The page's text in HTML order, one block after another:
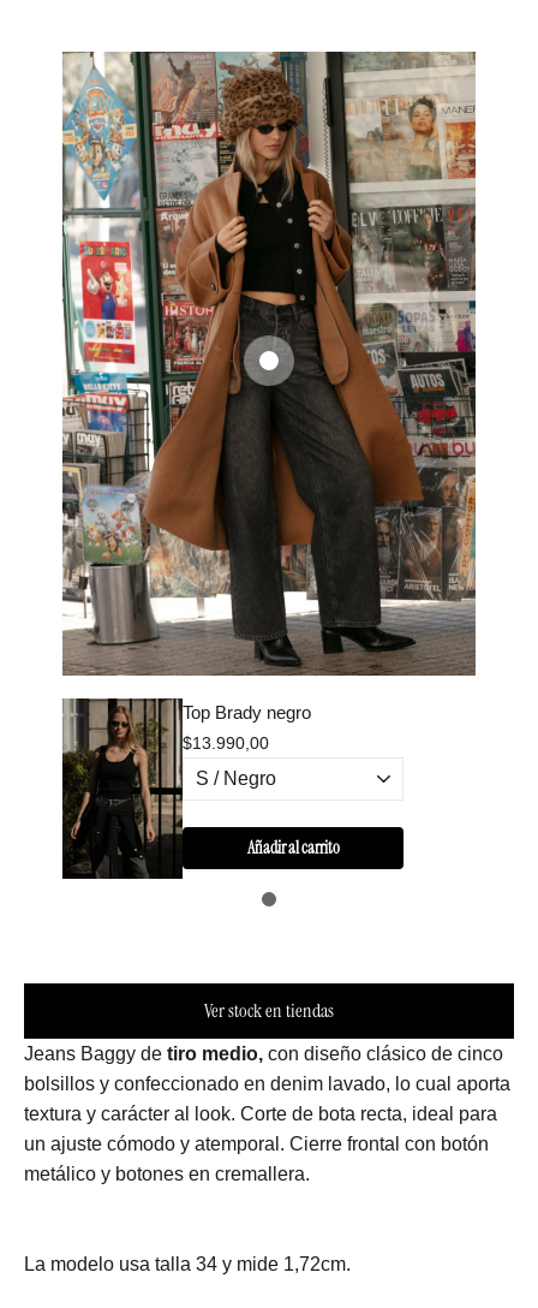
Top Brady negro
$13.990,00
Añadir al carrito
Ver stock en tiendas
Jeans Baggy de tiro medio, con diseño clásico de cinco
bolsillos y confeccionado en denim lavado, lo cual aporta
textura y carácter al look. Corte de bota recta, ideal para
un ajuste cómodo y atemporal. Cierre frontal con botón
metálico y botones en cremallera.
La modelo usa talla 34 y mide 1,72cm.